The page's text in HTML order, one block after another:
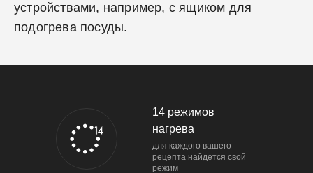
устройствами, например, с ящиком для
подогрева посуды.
14 режимов
нагрева
для каждого вашего
рецепта найдется свой
режим